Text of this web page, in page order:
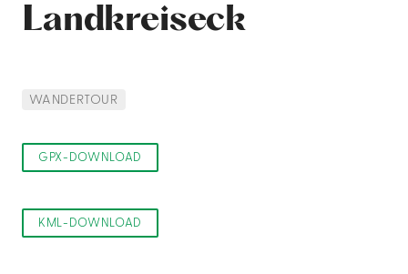
Landkreiseck
WANDERTOUR
GPX-DOWNLOAD
KML-DOWNLOAD